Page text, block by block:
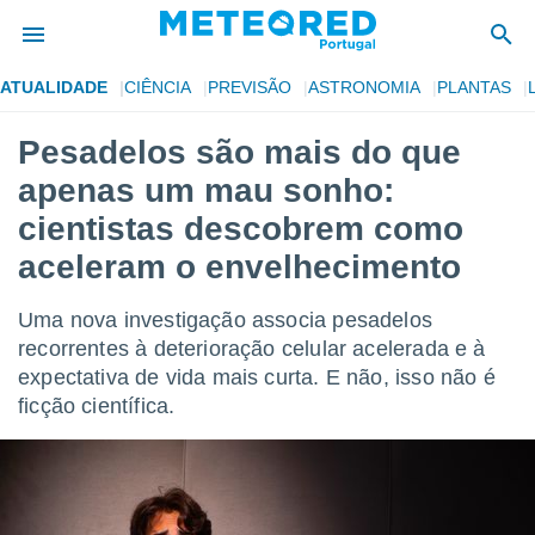
da
foi
para
as
fornecidas
a este
das
e
forma
ATUALIDADE CIÊNCIA PREVISÃO ASTRONOMIA PLANTAS
Pesadelos são mais do que
apenas um mau sonho:
cientistas descobrem como
aceleram o envelhecimento
Uma nova investigação associa pesadelos
recorrentes à deterioração celular acelerada e à
expectativa de vida mais curta. E não, isso não é
ficção científica.